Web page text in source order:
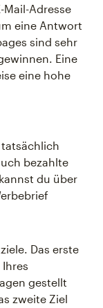
Mail-Adresse
eine Antwort
sind sehr
Eine
eine hohe
tatsächlich
bezahlte
du über
Das erste
gestellt
zweite Ziel